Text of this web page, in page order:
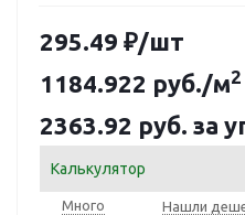
295.49 ₽/шт
1184.922 руб./м2
2363.92 руб. за
Калькулятор
Много Нашли